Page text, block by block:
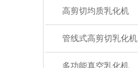
高剪切均质乳化机
管线式高剪切乳化机
多功能真空乳化机